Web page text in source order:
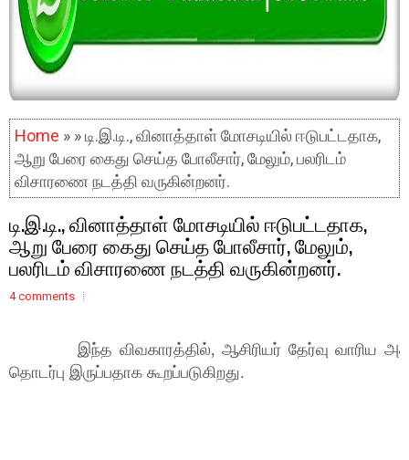
Home » » டி.இ.டி., வினாத்தாள் மோசடியில் ஈடுபட்டதாக,
ஆறு பேரை கைது செய்த போலீசார், மேலும், பலரிடம்
விசாரணை நடத்தி வருகின்றனர்.
டி.இ.டி., வினாத்தாள் மோசடியில் ஈடுபட்டதாக,
ஆறு பேரை கைது செய்த போலீசார், மேலும்,
பலரிடம் விசாரணை நடத்தி வருகின்றனர்.
4 comments
இந்த விவகாரத்தில், ஆசிரியர் தேர்வு வாரிய
தொடர்பு இருப்பதாக கூறப்படுகிறது.